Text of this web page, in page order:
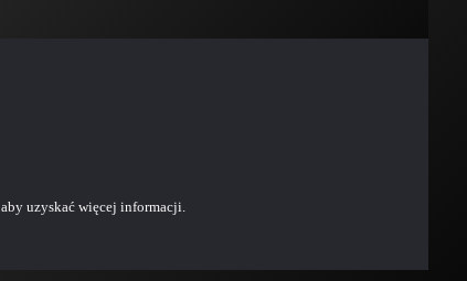
, aby uzyskać więcej informacji.